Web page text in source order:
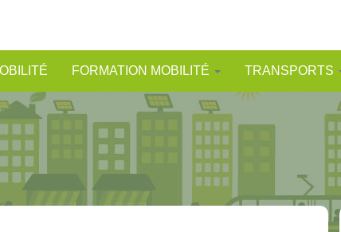
FORMATION MOBILITÉ TRANSPORTS